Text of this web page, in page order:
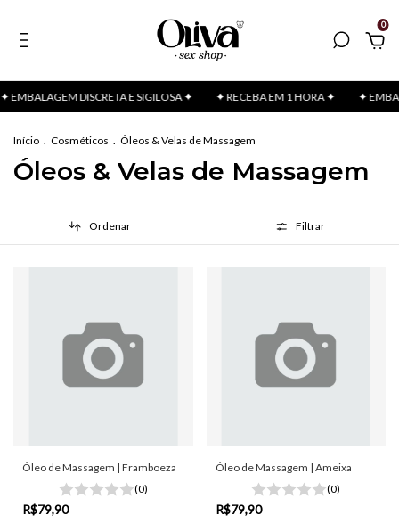
0
DISCRETA E SIGILOSA ✦ ✦ RECEBA EM 1 HORA ✦ ✦
Início . Cosméticos . Óleos & Velas de Massagem
Óleos & Velas de Massagem
Ordenar Filtrar
Óleo de Massagem | Framboeza
(0)
R$79,90
Óleo de Massagem | Ameixa
(0)
R$79,90